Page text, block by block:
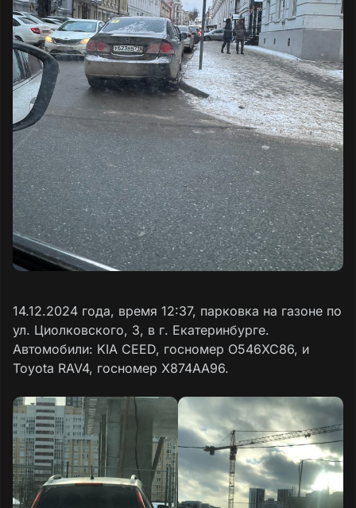
14.12.2024 года, время 12:37, парковка на газоне по
ул. Циолковского, 3, в г. Екатеринбурге.
Автомобили: KIA CEED, госномер О546ХС86, и
Toyota RAV4, госномер Х874AА96.